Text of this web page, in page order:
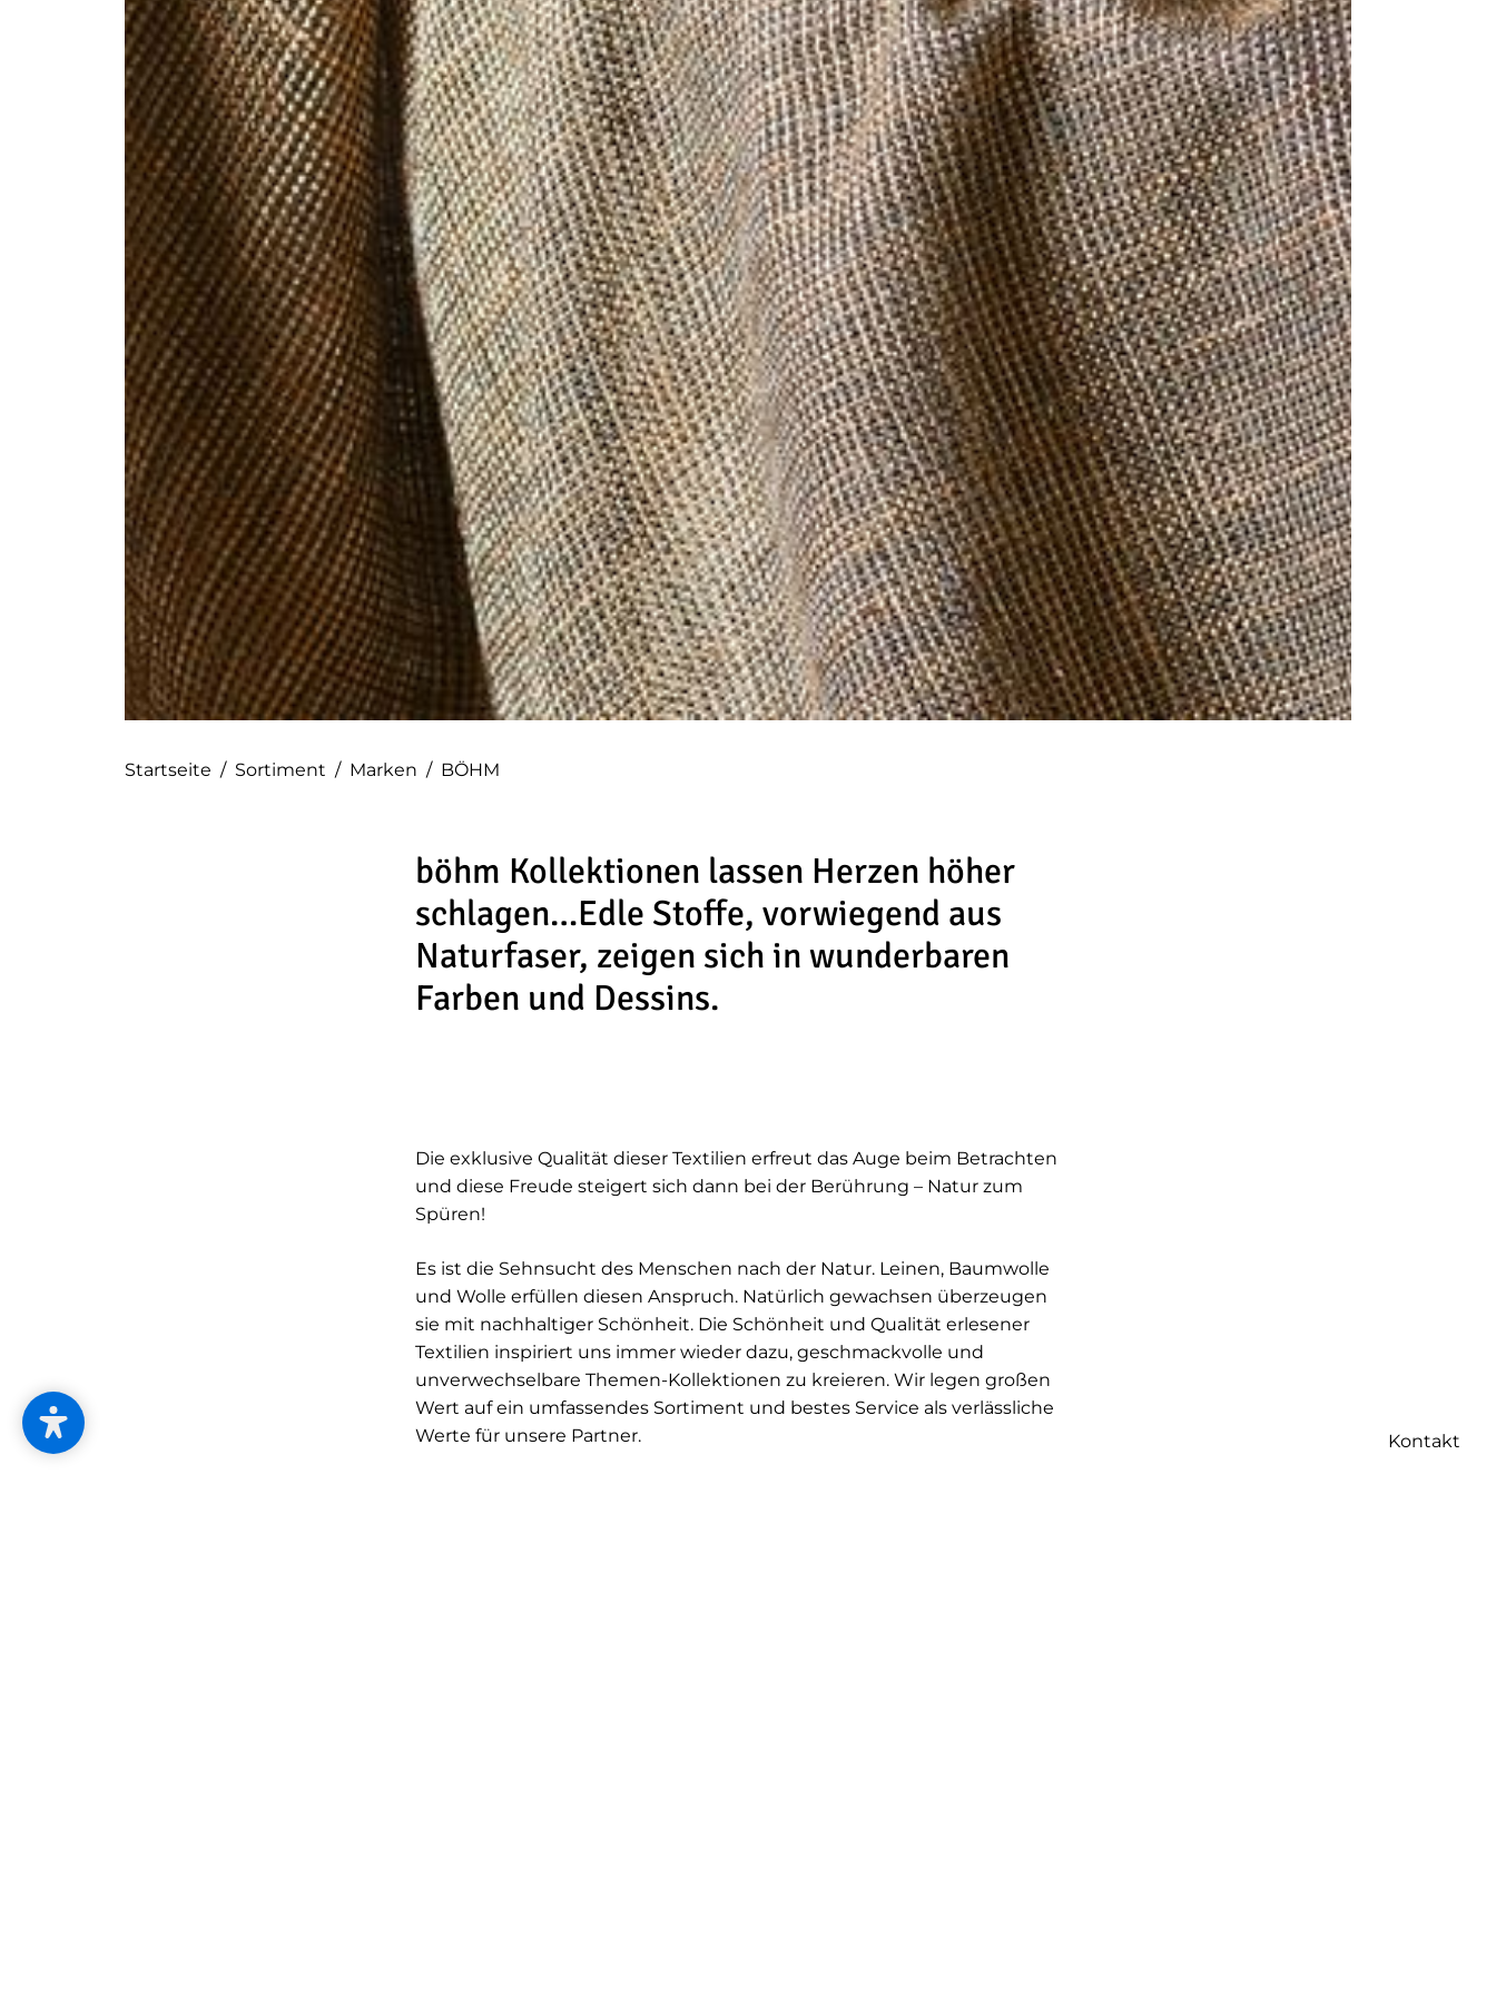
Kontakt
Startseite / Sortiment / Marken / BÖHM
böhm Kollektionen lassen Herzen höher
schlagen…Edle Stoffe, vorwiegend aus
Naturfaser, zeigen sich in wunderbaren
Farben und Dessins.
Die exklusive Qualität dieser Textilien erfreut das Auge beim Betrachten
und diese Freude steigert sich dann bei der Berührung – Natur zum
Spüren!
Es ist die Sehnsucht des Menschen nach der Natur. Leinen, Baumwolle
und Wolle erfüllen diesen Anspruch. Natürlich gewachsen überzeugen
sie mit nachhaltiger Schönheit. Die Schönheit und Qualität erlesener
Textilien inspiriert uns immer wieder dazu, geschmackvolle und
unverwechselbare Themen-Kollektionen zu kreieren. Wir legen großen
Wert auf ein umfassendes Sortiment und bestes Service als verlässliche
Werte für unsere Partner.